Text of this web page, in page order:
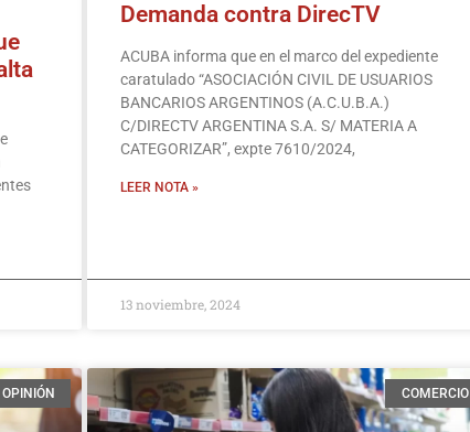
Demanda contra DirecTV
ACUBA informa que en el marco del expediente
caratulado “ASOCIACIÓN CIVIL DE USUARIOS
BANCARIOS ARGENTINOS (A.C.U.B.A.)
C/DIRECTV ARGENTINA S.A. S/ MATERIA A
CATEGORIZAR”, expte 7610/2024,
LEER NOTA »
13 noviembre, 2024
OPINIÓN COMERCIO